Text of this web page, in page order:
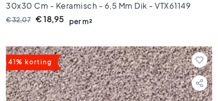
1
0
e
u
r
e
n
30x30 Cm - Keramisch - 6,5 Mm Dik - VTX61149
€ 32,07 € 18,95 per m²
41% korting